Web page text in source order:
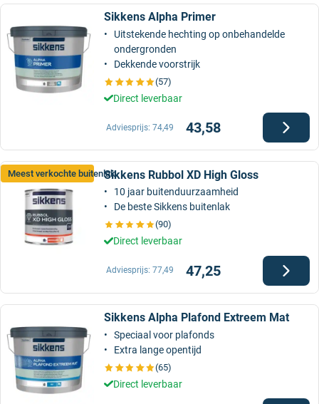
Sikkens Alpha Primer
Uitstekende hechting op onbehandelde
ondergronden
Dekkende voorstrijk
(57)
Direct leverbaar
43,58
Adviesprijs: 74,49
Meest verkochte buitenlakSikkens Rubbol XD High Gloss
10 jaar buitenduurzaamheid
De beste Sikkens buitenlak
(90)
Direct leverbaar
47,25
Adviesprijs: 77,49
Sikkens Alpha Plafond Extreem Mat
Speciaal voor plafonds
Extra lange opentijd
(65)
Direct leverbaar